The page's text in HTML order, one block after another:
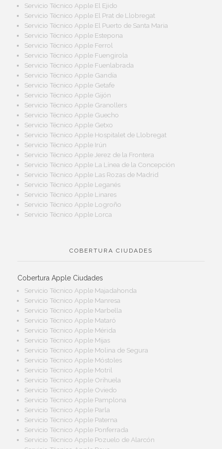
Servicio Técnico Apple El Ejido
Servicio Técnico Apple El Prat de Llobregat
Servicio Técnico Apple El Puerto de Santa Maria
Servicio Técnico Apple Estepona
Servicio Técnico Apple Ferrol
Servicio Técnico Apple Fuengirola
Servicio Técnico Apple Fuenlabrada
Servicio Técnico Apple Gandía
Servicio Técnico Apple Getafe
Servicio Técnico Apple Gijón
Servicio Técnico Apple Granollers
Servicio Técnico Apple Guecho
Servicio Técnico Apple Getxo
Servicio Técnico Apple Hospitalet de Llobregat
Servicio Técnico Apple Irún
Servicio Técnico Apple Jerez de la Frontera
Servicio Técnico Apple La Línea de la Concepción
Servicio Técnico Apple Las Rozas de Madrid
Servicio Técnico Apple Leganés
Servicio Técnico Apple Linares
Servicio Técnico Apple Logroño
Servicio Técnico Apple Lorca
COBERTURA CIUDADES
Cobertura Apple Ciudades
Servicio Técnico Apple Majadahonda
Servicio Técnico Apple Manresa
Servicio Técnico Apple Marbella
Servicio Técnico Apple Mataró
Servicio Técnico Apple Mérida
Servicio Técnico Apple Mijas
Servicio Técnico Apple Molina de Segura
Servicio Técnico Apple Móstoles
Servicio Técnico Apple Motril
Servicio Técnico Apple Orihuela
Servicio Técnico Apple Oviedo
Servicio Técnico Apple Pamplona
Servicio Técnico Apple Parla
Servicio Técnico Apple Paterna
Servicio Técnico Apple Ponferrada
Servicio Técnico Apple Pozuelo de Alarcón